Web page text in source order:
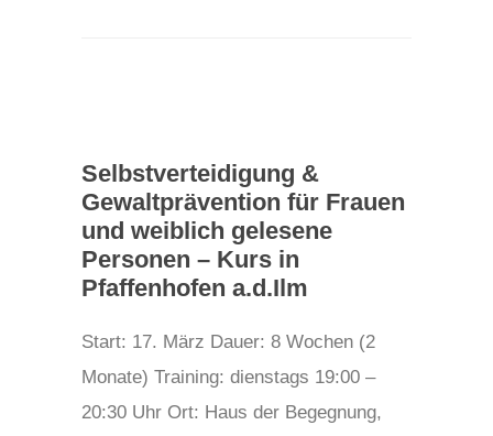
Selbstverteidigung &
Gewaltprävention für Frauen
und weiblich gelesene
Personen – Kurs in
Pfaffenhofen a.d.Ilm
Start: 17. März Dauer: 8 Wochen (2
Monate) Training: dienstags 19:00 –
20:30 Uhr Ort: Haus der Begegnung,